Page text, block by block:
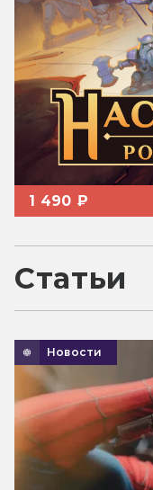
1 490 ₽
Статьи
Новости